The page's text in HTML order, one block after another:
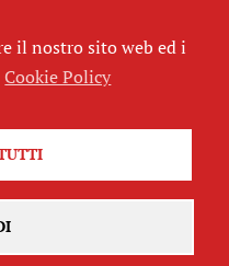
il nostro sito web ed i
Cookie Policy